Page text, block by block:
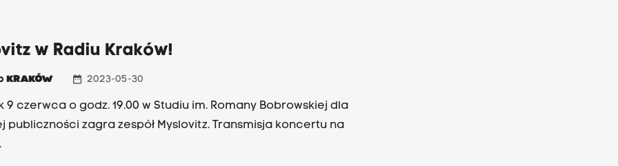
w Radiu Kraków!
KRAKÓW date_range 2023-05-30
9 czerwca o godz. 19.00 w Studiu im. Romany Bobrowskiej dla
publiczności zagra zespół Myslovitz. Transmisja koncertu na